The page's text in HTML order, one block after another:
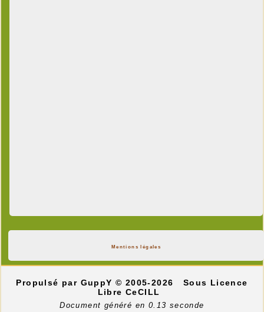
Mentions légales
Propulsé par GuppY© 2005-2026
Sous Licence
Libre CeCILL
Document généré en 0.13 seconde